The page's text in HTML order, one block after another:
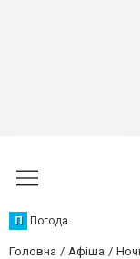
П Погода
Головна Афіша